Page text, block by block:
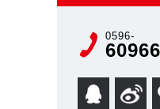
0596-